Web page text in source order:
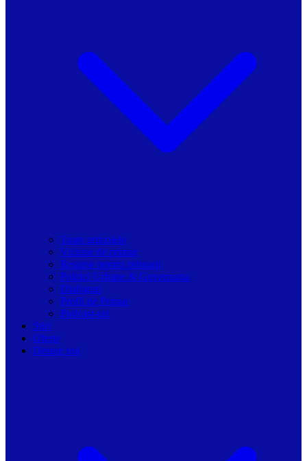
Toate articolele
Viziune de primar
Resurse pentru primarii
Politici Urbane & Guvernanta
Dialoguri
Profil de Primar
Podcast-uri
Stiri
Oferte
Despre noi